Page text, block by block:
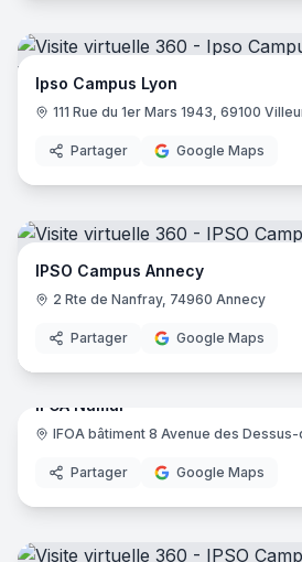
Ipso Campus Lyon
111 Rue du 1er Mars 1943, 69100
Partager Google Maps
IPSO Campus Annecy
2 Rte de Nanfray, 74960 Annecy
Partager Google Maps
IFOA Namur
IFOA bâtiment 8 Avenue des
Partager Google Maps